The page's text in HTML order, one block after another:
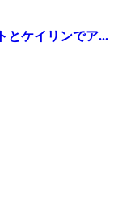
とケイリンでア...